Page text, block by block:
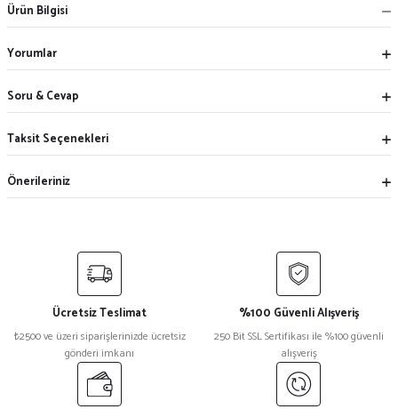
Ürün Bilgisi
Yorumlar
Soru & Cevap
Taksit Seçenekleri
Önerileriniz
Ücretsiz Teslimat
₺2500 ve üzeri siparişlerinizde ücretsiz
gönderi imkanı
%100 Güvenli Alışveriş
250 Bit SSL Sertifikası ile %100 güvenli
alışveriş